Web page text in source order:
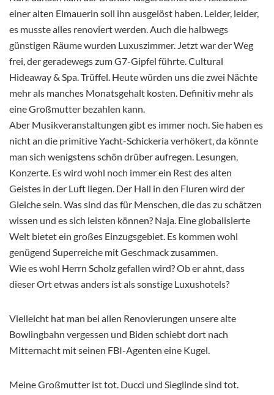
einer alten Elmauerin soll ihn ausgelöst haben. Leider, leider,
es musste alles renoviert werden. Auch die halbwegs
günstigen Räume wurden Luxuszimmer. Jetzt war der Weg
frei, der geradewegs zum G7-Gipfel führte. Cultural
Hideaway & Spa. Trüffel. Heute würden uns die zwei Nächte
mehr als manches Monatsgehalt kosten. Definitiv mehr als
eine Großmutter bezahlen kann.
Aber Musikveranstaltungen gibt es immer noch. Sie haben es
nicht an die primitive Yacht-Schickeria verhökert, da könnte
man sich wenigstens schön drüber aufregen. Lesungen,
Konzerte. Es wird wohl noch immer ein Rest des alten
Geistes in der Luft liegen. Der Hall in den Fluren wird der
Gleiche sein. Was sind das für Menschen, die das zu schätzen
wissen und es sich leisten können? Naja. Eine globalisierte
Welt bietet ein großes Einzugsgebiet. Es kommen wohl
genügend Superreiche mit Geschmack zusammen.
Wie es wohl Herrn Scholz gefallen wird? Ob er ahnt, dass
dieser Ort etwas anders ist als sonstige Luxushotels?
Vielleicht hat man bei allen Renovierungen unsere alte
Bowlingbahn vergessen und Biden schiebt dort nach
Mitternacht mit seinen FBI-Agenten eine Kugel.
Meine Großmutter ist tot. Ducci und Sieglinde sind tot.